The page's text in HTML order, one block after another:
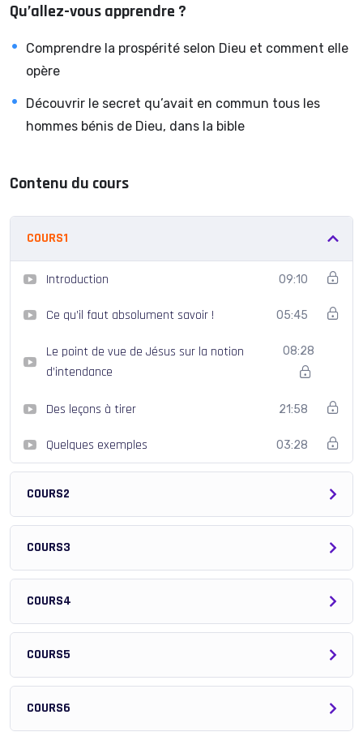
croyant de jouir de cette merveilleuse bénédiction divine.
La prospérité est une bénédiction divine. La prospérité est
une invention de Dieu. La prospérité est de Dieu ; et pas
du diable.
Dans ce cours, sur la base de l’immense expérience de
essentielles au sujet de la prospérité biblique.
Qu’allez-vous apprendre ?
Comprendre la prospérité selon Dieu et comment elle
opère
Découvrir le secret qu’avait en commun tous les
hommes bénis de Dieu, dans la bible
Contenu du cours
COURS1
Introduction 09:10
Ce qu’il faut absolument savoir ! 05:45
Le point de vue de Jésus sur la notion
d’intendance
08:28
Des leçons à tirer 21:58
Quelques exemples 03:28
COURS2
COURS3
COURS4
COURS5
COURS6